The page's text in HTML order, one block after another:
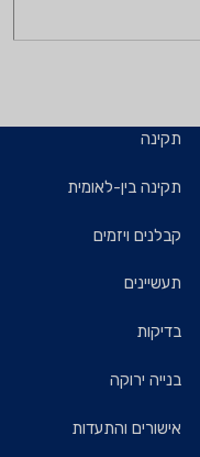
תקינה
תקינה בין-לאומית
קבלנים ויזמים
תעשיינים
בדיקות
בנייה ירוקה
אישורים והתעדות